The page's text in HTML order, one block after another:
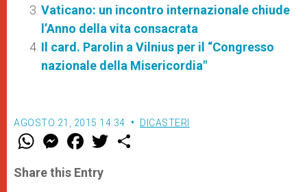
Vaticano: un incontro internazionale chiude
l’Anno della vita consacrata
Il card. Parolin a Vilnius per il “Congresso
nazionale della Misericordia"
AGOSTO 21, 2015 14:34 DICASTERI
W
t
s
M
e
s
e
F
a
e
b
w
Share this Entry